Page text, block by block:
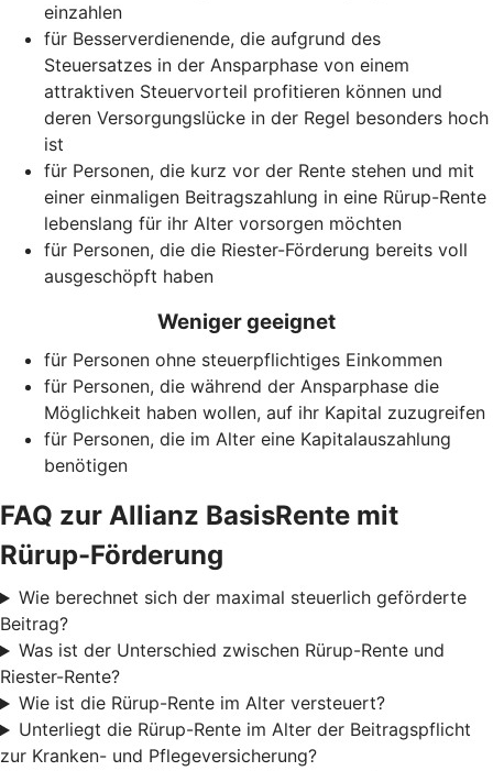
einzahlen
für Besserverdienende, die aufgrund des
Steuersatzes in der Ansparphase von einem
attraktiven Steuervorteil profitieren können und
deren Versorgungslücke in der Regel besonders hoch
ist
für Personen, die kurz vor der Rente stehen und mit
einer einmaligen Beitragszahlung in eine Rürup-Rente
lebenslang für ihr Alter vorsorgen möchten
für Personen, die die Riester-Förderung bereits voll
ausgeschöpft haben
Weniger geeignet
für Personen ohne steuerpflichtiges Einkommen
für Personen, die während der Ansparphase die
Möglichkeit haben wollen, auf ihr Kapital zuzugreifen
für Personen, die im Alter eine Kapitalauszahlung
benötigen
FAQ zur Allianz BasisRente mit
Rürup-Förderung
Wie berechnet sich der maximal steuerlich geförderte
Beitrag?
Was ist der Unterschied zwischen Rürup-Rente und
Riester-Rente?
Wie ist die Rürup-Rente im Alter versteuert?
Unterliegt die Rürup-Rente im Alter der Beitragspflicht
zur Kranken- und Pflegeversicherung?